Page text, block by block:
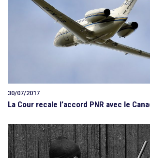
30/07/2017
La Cour recale l’accord PNR avec le